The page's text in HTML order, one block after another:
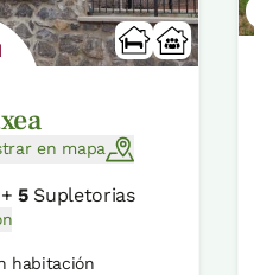
en mapa
5Supletorias
habitación